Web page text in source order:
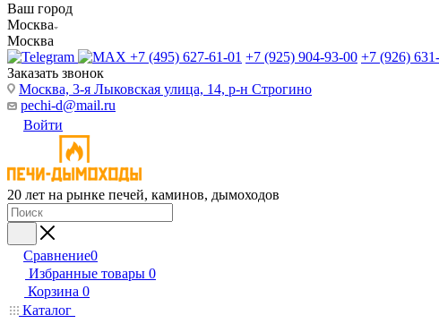
Ваш город
Москва
Москва
+7 (495) 627-61-01 +7 (925) 904-93-00 +7 (926)
Заказать звонок
Москва, 3-я Лыковская улица, 14, р-н Строгино
pechi-d@mail.ru
Войти
20 лет на рынке печей, каминов, дымоходов
Сравнение0
Избранные товары 0
Корзина 0
Каталог